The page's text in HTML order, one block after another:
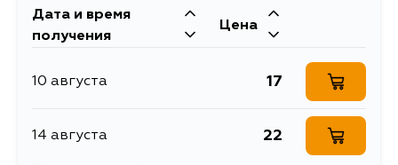
Дата и время
получения
Цена
10 августа 17
14 августа 22